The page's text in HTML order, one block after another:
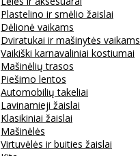
Plastelino ir smėlio žaislai
Dėlionė vaikams
Dviratukai ir mašinytės vaikams
Vaikiški karnavaliniai kostiumai
Mašinėlių trasos
Piešimo lentos
Automobilių takeliai
Lavinamieji žaislai
Klasikiniai žaislai
Mašinėlės
Virtuvėlės ir buities žaislai